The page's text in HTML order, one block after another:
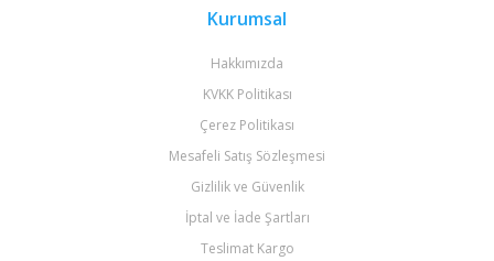
Kurumsal
Hakkımızda
KVKK Politikası
Çerez Politikası
Mesafeli Satış Sözleşmesi
Gizlilik ve Güvenlik
İptal ve İade Şartları
Teslimat Kargo